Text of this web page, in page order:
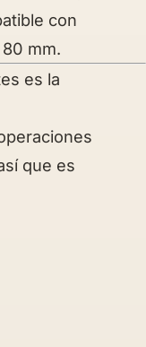
con
mm.
es la
que es